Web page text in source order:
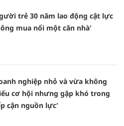
trẻ 30 năm lao động cật lực
mua nổi một căn nhà'
nghiệp nhỏ và vừa không
cơ hội nhưng gặp khó trong
cận nguồn lực'